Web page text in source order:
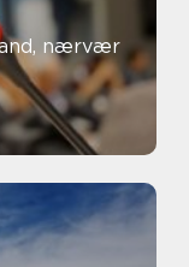
nærvær